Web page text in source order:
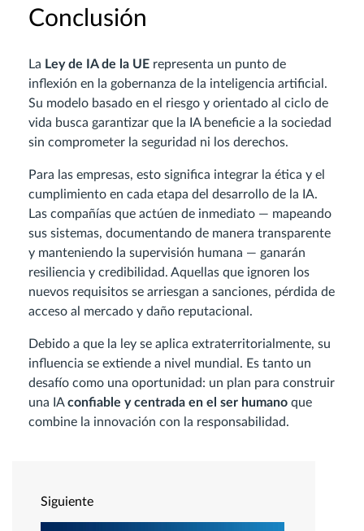
Conclusión
La Ley de IA de la UE representa un punto de
inflexión en la gobernanza de la inteligencia artificial.
Su modelo basado en el riesgo y orientado al ciclo de
vida busca garantizar que la IA beneficie a la sociedad
sin comprometer la seguridad ni los derechos.
Para las empresas, esto significa integrar la ética y el
cumplimiento en cada etapa del desarrollo de la IA.
Las compañías que actúen de inmediato — mapeando
sus sistemas, documentando de manera transparente
y manteniendo la supervisión humana — ganarán
resiliencia y credibilidad. Aquellas que ignoren los
nuevos requisitos se arriesgan a sanciones, pérdida de
acceso al mercado y daño reputacional.
Debido a que la ley se aplica extraterritorialmente, su
influencia se extiende a nivel mundial. Es tanto un
desafío como una oportunidad: un plan para construir
una IAconfiable y centrada en el ser humano que
combine la innovación con la responsabilidad.
Siguiente